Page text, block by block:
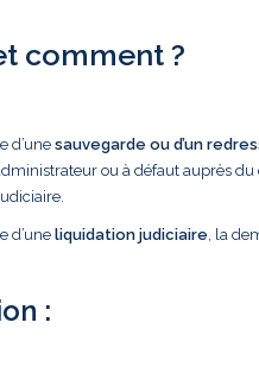
comment ?
d’une sauvegarde ou d’un
ou à défaut auprès
d’une liquidation judiciaire , la
: